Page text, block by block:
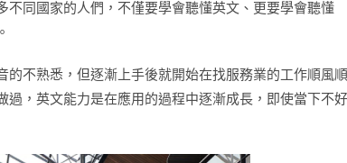
同國家的人們，不僅要學會聽懂英文、更要學會聽懂
不熟悉，但逐漸上手後就開始在找服務業的工作順風順
，英文能力是在應用的過程中逐漸成長，即使當下不好